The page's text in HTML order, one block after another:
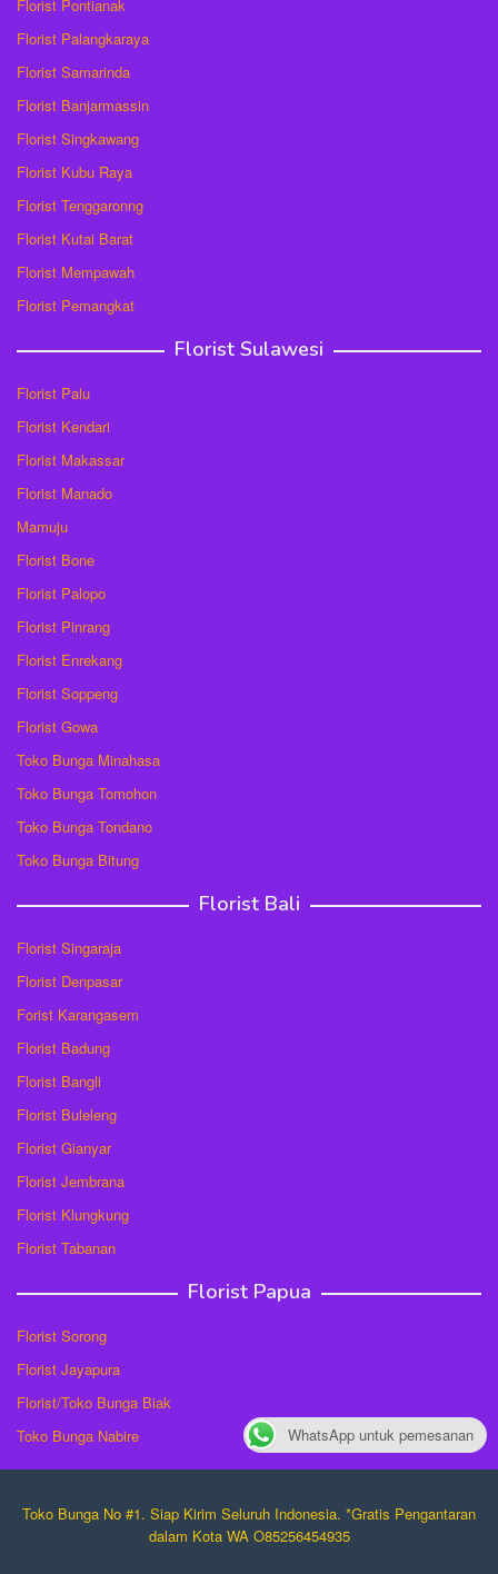
Florist Pontianak
Florist Palangkaraya
Florist Samarinda
Florist Banjarmassin
Florist Singkawang
Florist Kubu Raya
Florist Tenggaronng
Florist Kutai Barat
Florist Mempawah
Florist Pemangkat
Florist Sulawesi
Florist Palu
Florist Kendari
Florist Makassar
Florist Manado
Mamuju
Florist Bone
Florist Palopo
Florist Pinrang
Florist Enrekang
Florist Soppeng
Florist Gowa
Toko Bunga Minahasa
Toko Bunga Tomohon
Toko Bunga Tondano
Toko Bunga Bitung
Florist Bali
Florist Singaraja
Florist Denpasar
Forist Karangasem
Florist Badung
Florist Bangli
Florist Buleleng
Florist Gianyar
Florist Jembrana
Florist Klungkung
Florist Tabanan
Florist Papua
Florist Sorong
Florist Jayapura
Florist/Toko Bunga Biak
Toko Bunga Nabire
Toko Bunga No #1. Siap Kirim Seluruh Indonesia. *Gratis Pengantaran
dalam Kota WA O85256454935
WhatsApp untuk pemesanan